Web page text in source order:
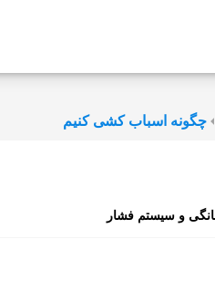
چگونه اسباب کشی کنیم
و سیستم فشار